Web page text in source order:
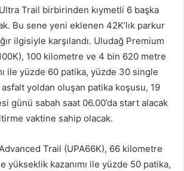
Trail birbirinden kıymetli 6 başka
Bu sene yeni eklenen 42K’lık parkur
ilgisiyle karşılandı. Uludağ Premium
100 kilometre ve 4 bin 620 metre
ile yüzde 60 patika, yüzde 30 single
yoldan oluşan patika koşusu, 19
günü sabah saat 06.00’da start alacak
vaktine sahip olacak.
Trail (UPA66K), 66 kilometre
yükseklik kazanımı ile yüzde 50 patika,